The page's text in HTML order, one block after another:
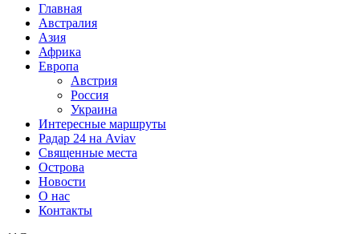
Главная
Австралия
Азия
Африка
Европа
Австрия
Россия
Украина
Интересные маршруты
Радар 24 на Aviav
Священные места
Острова
Новости
О нас
Контакты